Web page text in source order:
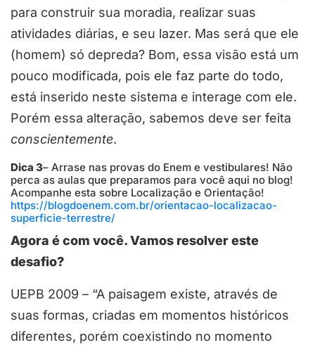
para construir sua moradia, realizar suas
atividades diárias, e seu lazer. Mas será que ele
(homem) só depreda? Bom, essa visão está um
pouco modificada, pois ele faz parte do todo,
está inserido neste sistema e interage com ele.
Porém essa alteração, sabemos deve ser feita
conscientemente.
Dica 3– Arrase nas provas do Enem e vestibulares! Não
perca as aulas que preparamos para você aqui no blog!
Acompanhe esta sobre Localização e Orientação!
https://blogdoenem.com.br/orientacao-localizacao-
superficie-terrestre/
Agora é com você. Vamos resolver este
desafio?
UEPB 2009 – “A paisagem existe, através de
suas formas, criadas em momentos históricos
diferentes, porém coexistindo no momento